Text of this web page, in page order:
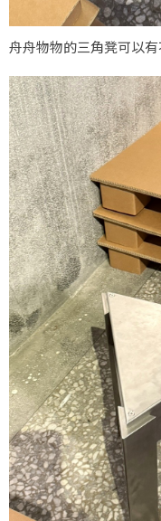
舟舟物物的三角凳可以